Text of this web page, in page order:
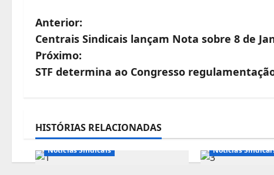
N
a
v
a
ç
Anterior:
Centrais Sindicais lançam Nota sobre 8 de
Próximo:
STF determina ao Congresso
HISTÓRIAS RELACIONADAS
Destaques
Notícias de Entidades
Notícias Sindicais
Notícias